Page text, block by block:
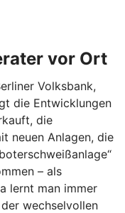
vor Ort
Volksbank,
die Entwicklungen
die
neuen Anlagen, die
– als
lernt man immer
wechselvollen